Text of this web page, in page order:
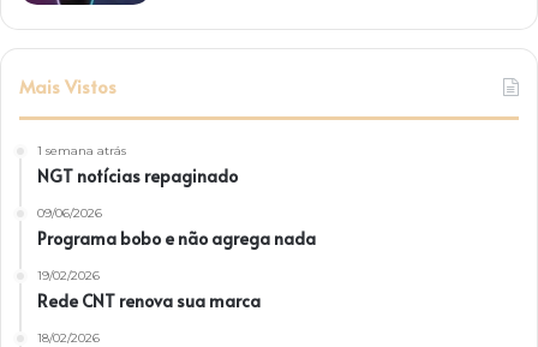
Mais Vistos
1 semana atrás
NGT notícias repaginado
09/06/2026
Programa bobo e não agrega nada
19/02/2026
Rede CNT renova sua marca
18/02/2026